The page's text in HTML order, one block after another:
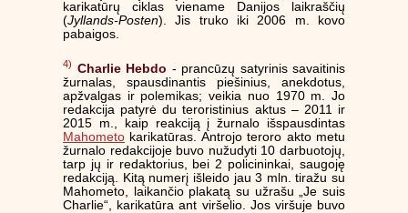
karikatūrų ciklas viename Danijos laikraščių
(Jyllands-Posten). Jis truko iki 2006 m. kovo
pabaigos.
4) Charlie Hebdo - prancūzų satyrinis savaitinis
žurnalas, spausdinantis piešinius, anekdotus,
apžvalgas ir polemikas; veikia nuo 1970 m. Jo
redakcija patyrė du teroristinius aktus – 2011 ir
2015 m., kaip reakciją į žurnalo išspausdintas
Mahometo karikatūras. Antrojo teroro akto metu
žurnalo redakcijoje buvo nužudyti 10 darbuotojų,
tarp jų ir redaktorius, bei 2 policininkai, saugoję
redakciją. Kitą numerį išleido jau 3 mln. tiražu su
Mahometo, laikančio plakatą su užrašu „Je suis
Charlie“, karikatūra ant viršelio. Jos viršuje buvo